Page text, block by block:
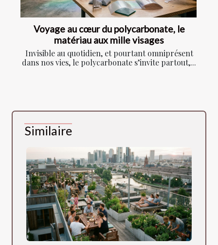
Voyage au cœur du polycarbonate, le
matériau aux mille visages
Invisible au quotidien, et pourtant omniprésent
dans nos vies, le polycarbonate s’invite partout,...
Similaire